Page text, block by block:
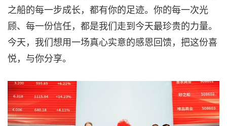
之船的每一步成长，都有你的足迹。你的每一次光
顾、每一份信任，都是我们走到今天最珍贵的力量。
今天，我们想用一场真心实意的感恩回馈，把这份喜
悦，与你分享。